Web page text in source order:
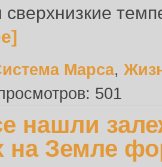
Марса,
501
нашли
на Земле